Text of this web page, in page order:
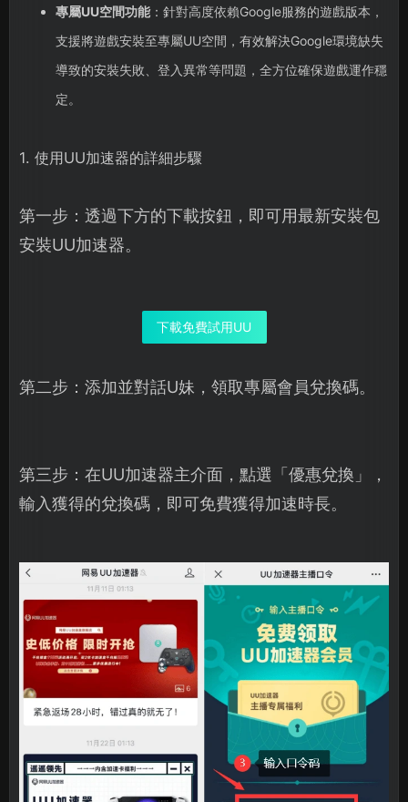
專屬UU空間功能：針對高度依賴Google服務的遊戲版本，
支援將遊戲安裝至專屬UU空間，有效解決Google環境缺失
導致的安裝失敗、登入異常等問題，全方位確保遊戲運作穩
定。
1. 使用UU加速器的詳細步驟
第一步：透過下方的下載按鈕，即可用最新安裝包
安裝UU加速器。
下載免費試用UU
第二步：添加並對話U妹，領取專屬會員兌換碼。
第三步：在UU加速器主介面，點選「優惠兌換」，
輸入獲得的兌換碼，即可免費獲得加速時長。